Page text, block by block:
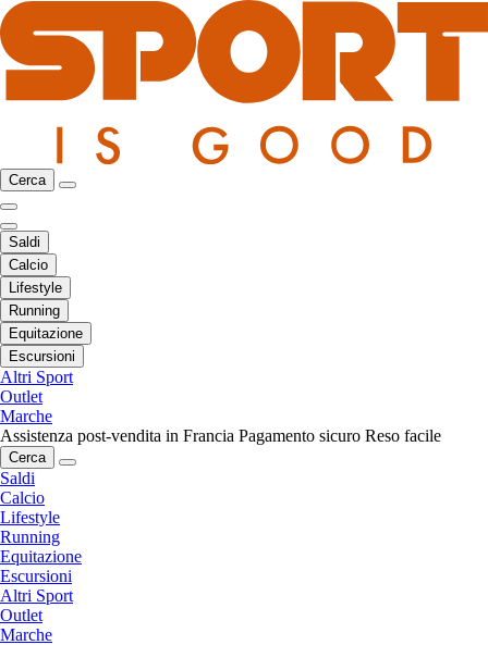
Cerca
Saldi
Calcio
Lifestyle
Running
Equitazione
Escursioni
Altri Sport
Outlet
Marche
Assistenza post-vendita in Francia Pagamento sicuro Reso facile
Cerca
Saldi
Calcio
Lifestyle
Running
Equitazione
Escursioni
Altri Sport
Outlet
Marche